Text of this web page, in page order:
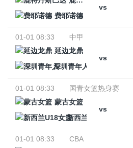
vs
费耶诺德
01-01 08:33
中甲
延边龙鼎
vs
深圳青年人
01-01 08:33
国青女篮热身赛
蒙古女篮
vs
新西兰U18女篮
01-01 08:33
CBA